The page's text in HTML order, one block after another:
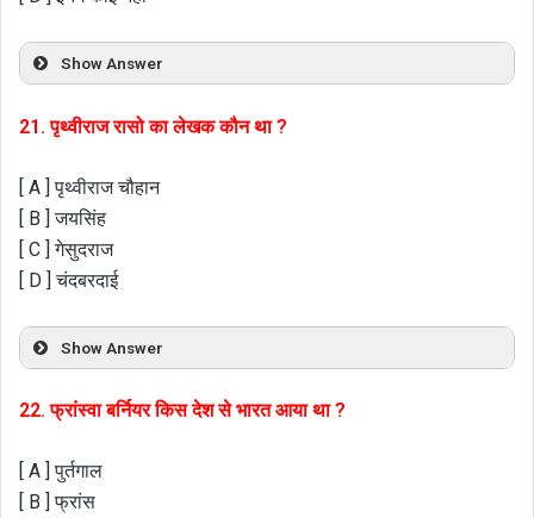
Show Answer
21. पृथ्वीराज रासो का लेखक कौन था ?
[ A ] पृथ्वीराज चौहान
[ B ] जयसिंह
[ C ] गेसुदराज
[ D ] चंदबरदाई
Show Answer
22. फ्रांस्वा बर्नियर किस देश से भारत आया था ?
[ A ] पुर्तगाल
[ B ] फ्रांस